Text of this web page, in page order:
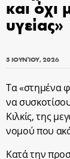
και
υγείας»
5 ΙΟΥΝΊΟΥ, 2026
Τα «στημένα
να
Κιλκίς, της
νομού που
Κατά την